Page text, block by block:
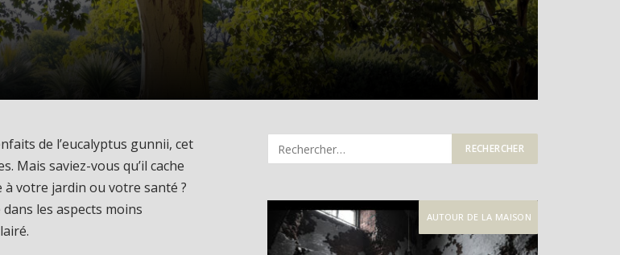
de l’eucalyptus gunnii, cet
Mais saviez-vous qu’il cache
votre jardin ou votre santé ?
les aspects moins
AUTOUR DE LA MAISON